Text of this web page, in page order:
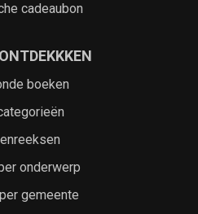
cadeaubon
boeken
onderwerp
gemeente